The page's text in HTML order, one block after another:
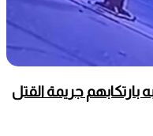
جريمة القتل